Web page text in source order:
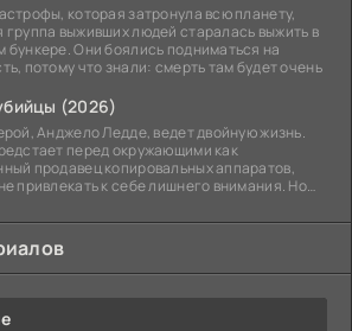
которая затронула всю планету,
группа выживших людей старалась выжить в
бункере. Они боялись подниматься на
потому что знали: смерть там будет очень
(2026)
Анджело Ледде, ведет двойную жизнь.
перед окружающими как
продавец копировальных аппаратов,
привлекать к себе лишнего внимания. Но